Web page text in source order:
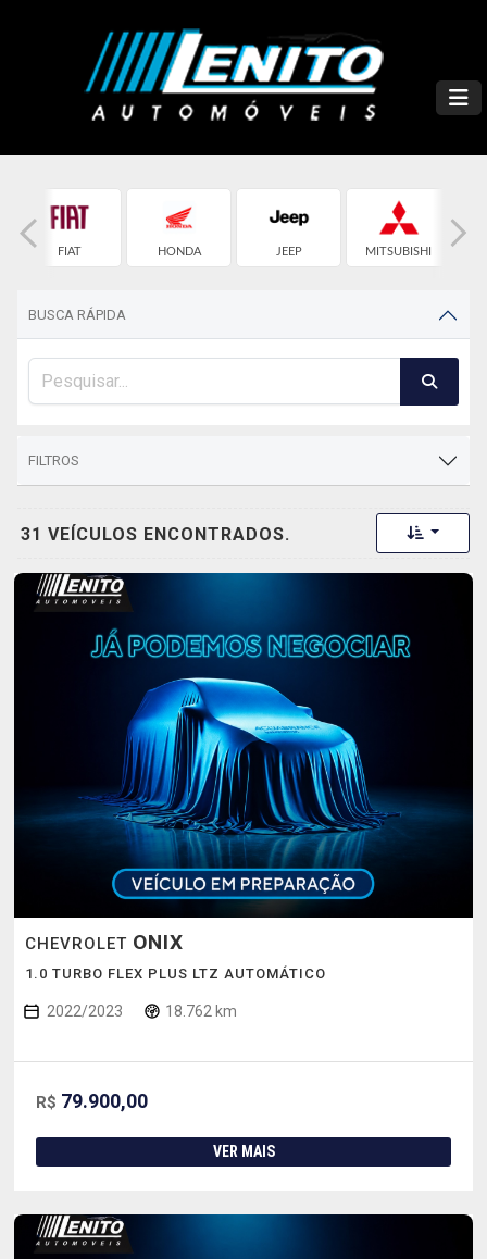
FIAT HONDA JEEP MITSUBISHI
BUSCA RÁPIDA
FILTROS
31 VEÍCULOS ENCONTRADOS. Toggle
CHEVROLET ONIX
1.0 TURBO FLEX PLUS LTZ AUTOMÁTICO
2022/2023 18.762 km
R$ 79.900,00
VER MAIS